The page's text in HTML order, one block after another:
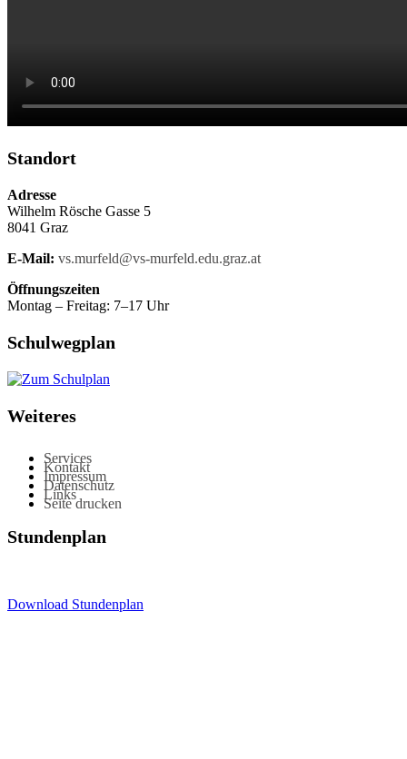
Standort
Adresse
Wilhelm Rösche Gasse 5
8041 Graz
E-Mail: vs.murfeld@vs-murfeld.edu.graz.at
Öffnungszeiten
Montag – Freitag: 7–17 Uhr
Schulwegplan
Weiteres
Services
Kontakt
Impressum
Datenschutz
Links
Seite drucken
Stundenplan
Download Stundenplan